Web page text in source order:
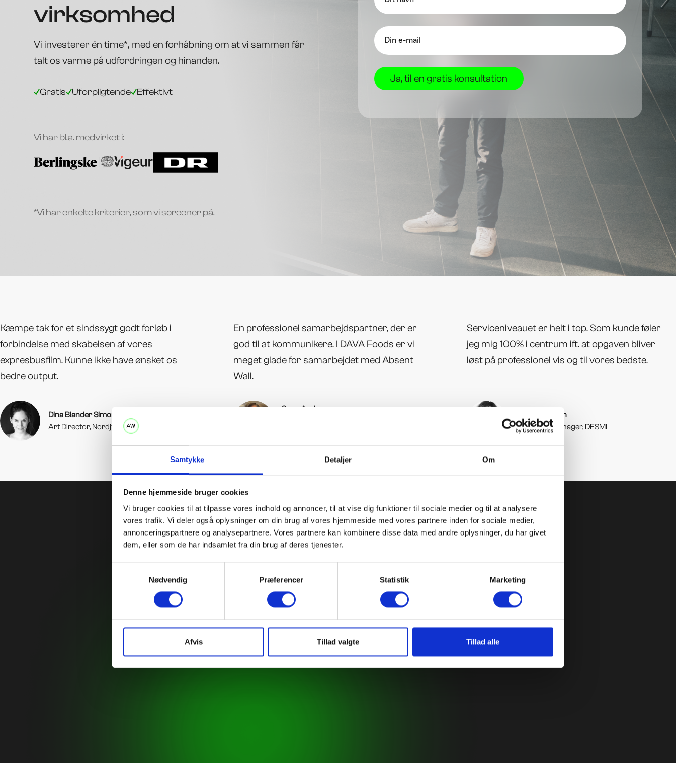
Samtykke Detaljer Om
Denne hjemmeside bruger cookies
Vi bruger cookies til at tilpasse vores indhold og annoncer, til at vise dig funktioner til sociale medier og til at analysere
vores trafik. Vi deler også oplysninger om din brug af vores hjemmeside med vores partnere inden for sociale medier,
annonceringspartnere og analysepartnere. Vores partnere kan kombinere disse data med andre oplysninger, du har givet
dem, eller som de har indsamlet fra din brug af deres tjenester.
Nødvendig
Præferencer Statistik Marketing
Afvis Tillad valgte Tillad alle
virksomhed
Vi investerer én time*, med en forhåbning om at vi sammen får
talt os varme på udfordringen og hinanden.
Gratis Uforpligtende Effektivt
Vi har bl.a. medvirket i:
*Vi har enkelte kriterier, som vi screener på.
Kæmpe tak for et sindssygt godt forløb i
forbindelse med skabelsen af vores
expresbusfilm. Kunne ikke have ønsket os
bedre output.
Dina Blander Simonsen
Art Director, Nordjyllands Trafikselskab
En professionel samarbejdspartner, der er
god til at kommunikere. I DAVA Foods er vi
meget glade for samarbejdet med Absent
Wall.
Sune Andersen
Serviceniveauet er helt i top. Som kunde føler
jeg mig 100% i centrum ift. at opgaven bliver
løst på professionel vis og til vores bedste.
Karina Poulsen
Marketing Manager, DESMI
Få professionel hjælp til
videoproduktion i Nordjylland
Hos Absent Wall hjælper vi hver dag vores kunder med at nå
deres mål og visioner, når det kommer til videoproduktion – og